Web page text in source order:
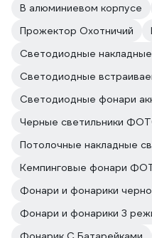
В алюминиевом корпусе
Прожектор Охотничий
Светодиодные
Светодиодные
Светодиодные фонари
Черные светильники
Потолочные накладные
Кемпинговые фонари
Фонари и фонарики
Фонари и фонарики 3